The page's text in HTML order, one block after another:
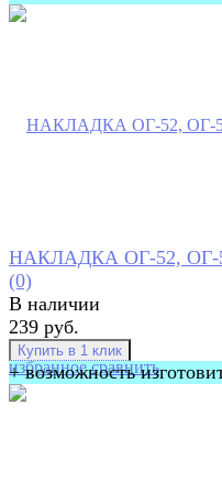
избранное сравнить
НАКЛАДКА ОГ-52,
(0)
В наличии
239 руб.
+ возможность